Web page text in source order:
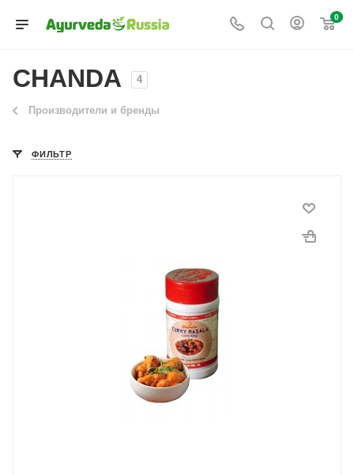
0
CHANDA 4
Производители и бренды
ФИЛЬТР